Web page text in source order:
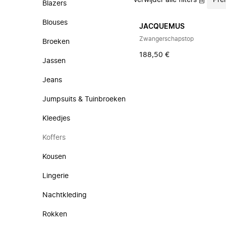
Blazers
Blouses
Broeken
Jassen
Jeans
Jumpsuits & Tuinbroeken
Kleedjes
Koffers
Kousen
Lingerie
Nachtkleding
Rokken
JACQUEMUS
Zwangerschapstop
188,50 €